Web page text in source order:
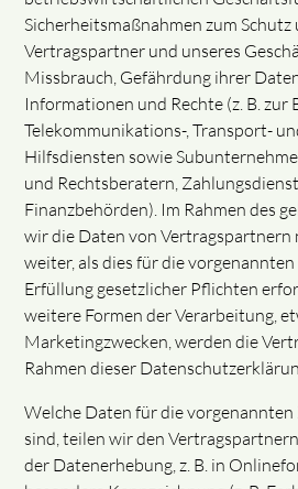
Sicherheitsmaßnahmen zum Schutz
Vertragspartner und unseres
Missbrauch, Gefährdung ihrer
Informationen und Rechte (z. B. zur
Telekommunikations-, Transport-
Hilfsdiensten sowie
und Rechtsberatern,
Finanzbehörden). Im Rahmen des
wir die Daten von
weiter, als dies für die
Erfüllung gesetzlicher Pflichten
weitere Formen der Verarbeitung,
Marketingzwecken, werden die
Rahmen dieser
Welche Daten für die
sind, teilen wir den
der Datenerhebung, z. B. in